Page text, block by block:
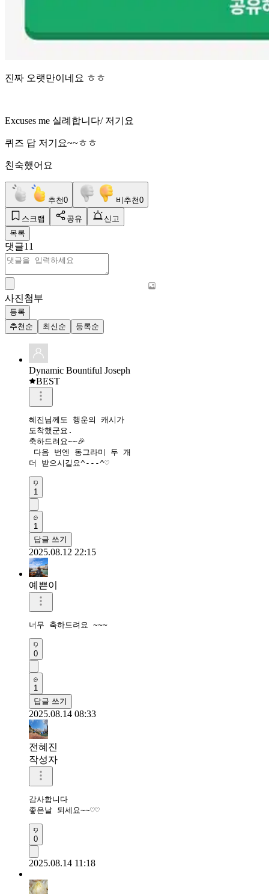
진짜 오랫만이네요 ㅎㅎ
Excuses me 실례합니다/ 저기요
퀴즈 답 저기요~~ㅎㅎ
친숙했어요
추천0 비추천0
스크랩 공유
신고
목록
댓글11
사진첨부
등록
추천순
최신순 등록순
Dynamic Bountiful Joseph
BEST
혜진님께도 행운의 캐시가
도착했군요.
축하드려요~~🎉
다음 번엔 동그라미 두 개
더 받으시길요^---^♡
1
1
답글 쓰기
2025.08.12 22:15
예쁜이
너무 축하드려요 ~~~
0
1
답글 쓰기
2025.08.14 08:33
전혜진
작성자
감사합니다
좋은날 되세요~~♡♡
0
2025.08.14 11:18